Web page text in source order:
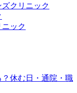
ズクリニック
ニック
休む日・通院・職